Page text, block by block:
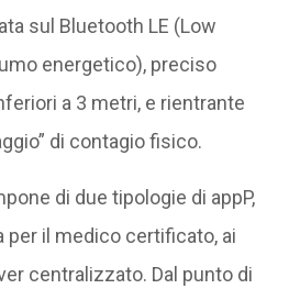
sul Bluetooth LE (Low
energetico), preciso
a 3 metri, e rientrante
di contagio fisico.
di due tipologie di appP,
per il medico certificato, ai
centralizzato. Dal punto di